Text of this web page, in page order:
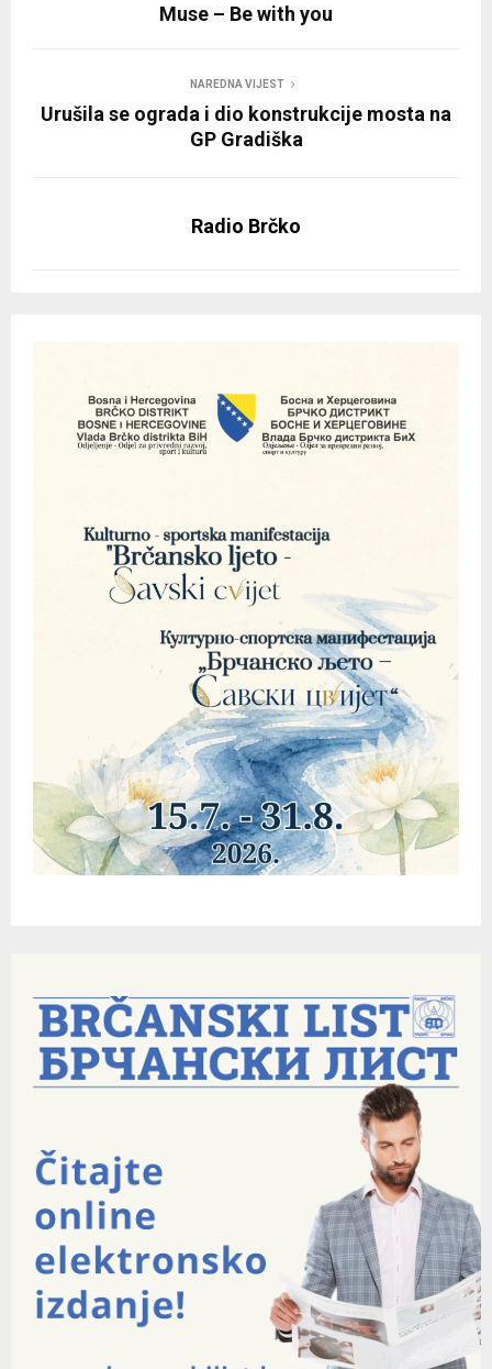
Muse – Be with you
NAREDNA VIJEST
Urušila se ograda i dio konstrukcije mosta na
GP Gradiška
Radio Brčko